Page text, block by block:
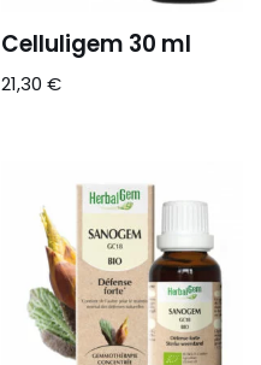
Celluligem 30 ml
21,30€